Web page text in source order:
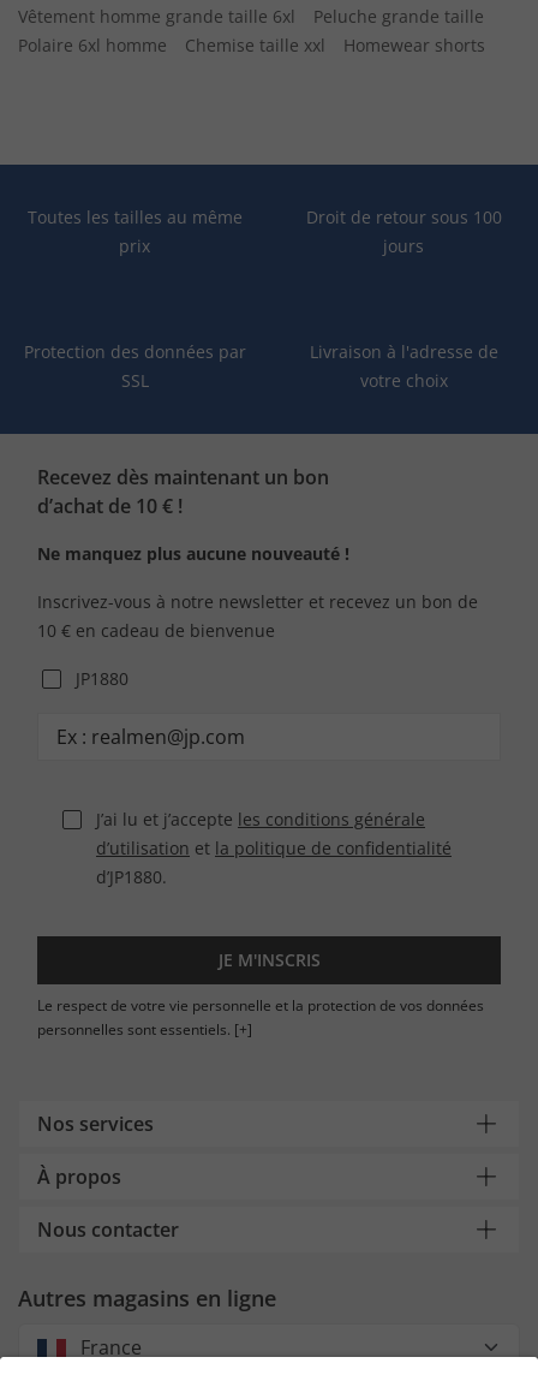
Vêtement homme grande taille 6xl
Peluche grande taille
Polaire 6xl homme
Chemise taille xxl Homewear shorts
Toutes les tailles au même
prix
Droit de retour sous 100
jours
Protection des données par
SSL
Livraison à l'adresse de
votre choix
Recevez dès maintenant un bon
d’achat de 10 € !
Ne manquez plus aucune nouveauté !
Inscrivez-vous à notre newsletter et recevez un bon de
10 € en cadeau de bienvenue
JP1880
J’ai lu et j’accepte les conditions générale
d’utilisation et la politique de confidentialité
d’JP1880.
JE M'INSCRIS
Le respect de votre vie personnelle et la protection de vos données
personnelles sont essentiels. [+]
Nos services
À propos
Nous contacter
Autres magasins en ligne
France